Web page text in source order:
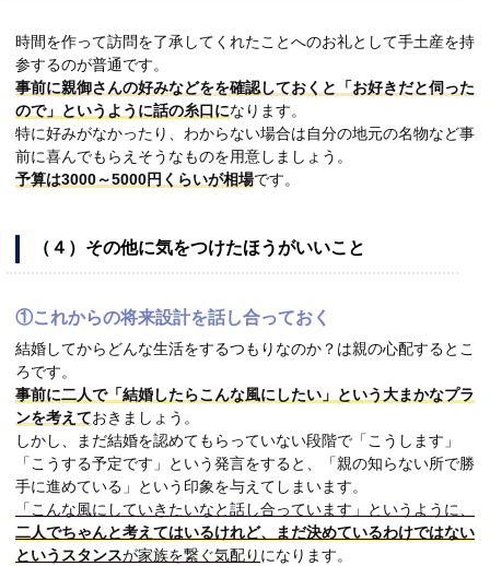
時間を作って訪問を了承してくれたことへのお礼として手土産を持
参するのが普通です。
事前に親御さんの好みなどをを確認しておくと「お好きだと伺った
ので」というように話の糸口になります。
特に好みがなかったり、わからない場合は自分の地元の名物など事
前に喜んでもらえそうなものを用意しましょう。
予算は3000～5000円くらいが相場です。
（４）その他に気をつけたほうがいいこと
①これからの将来設計を話し合っておく
結婚してからどんな生活をするつもりなのか？は親の心配するとこ
ろです。
事前に二人で「結婚したらこんな風にしたい」という大まかなプラ
ンを考えておきましょう。
しかし、まだ結婚を認めてもらっていない段階で「こうします」
「こうする予定です」という発言をすると、「親の知らない所で勝
手に進めている」という印象を与えてしまいます。
「こんな風にしていきたいなと話し合っています」というように、
二人でちゃんと考えてはいるけれど、まだ決めているわけではない
というスタンスが家族を繋ぐ気配り になります。